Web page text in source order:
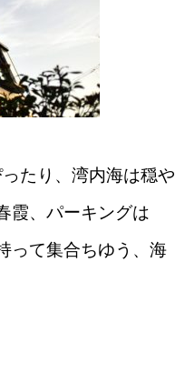
たり、湾内海は穏や
霞、パーキングは
って集合ちゆう、海